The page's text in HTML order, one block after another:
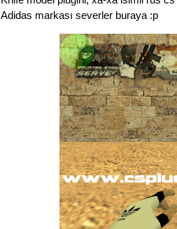
Adidas markası severler buraya :p